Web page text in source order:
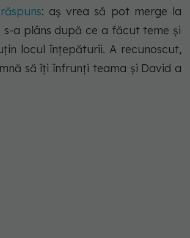
răspuns: aș vrea să pot merge la
s-a plâns după ce a făcut teme și
locul înțepăturii. A recunoscut,
să îți înfrunți teama și David a